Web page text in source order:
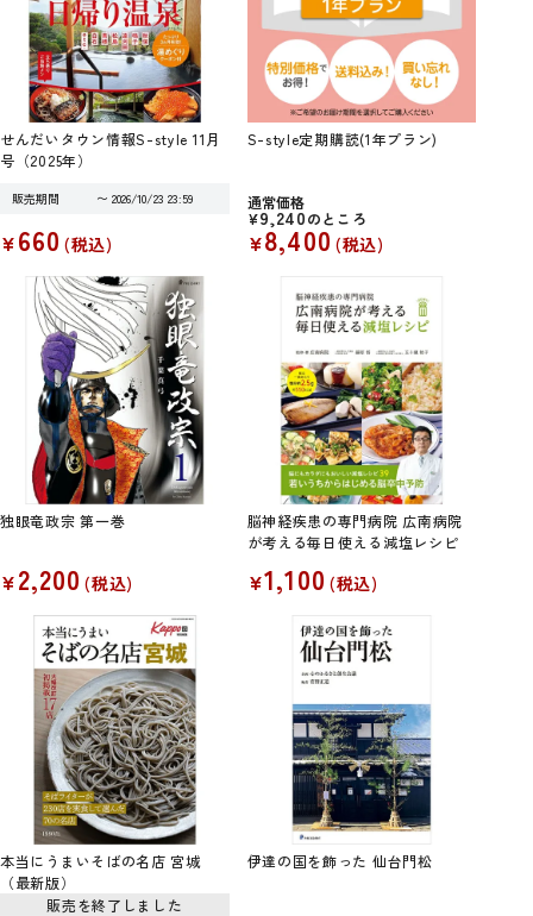
せんだいタウン情報S-style 11月
号（2025年）
販売期間 〜 2026/10/23 23:59
¥660 税込
S-style定期購読(1年プラン)
通常価格
¥9,240のところ
¥8,400 税込
独眼竜政宗 第一巻
¥2,200 税込
脳神経疾患の専門病院 広南病院
が考える毎日使える減塩レシピ
¥1,100 税込
本当にうまいそばの名店 宮城
（最新版）
販売を終了しました
伊達の国を飾った 仙台門松